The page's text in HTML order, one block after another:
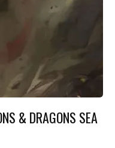
& DRAGONS SEA